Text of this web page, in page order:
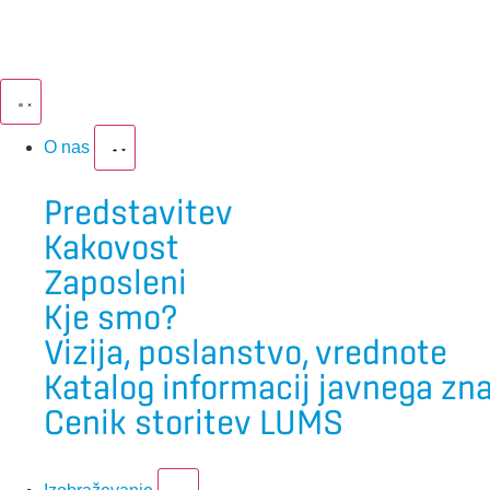
O nas
Predstavitev
Kakovost
Zaposleni
Kje smo?
Vizija, poslanstvo, vrednote
Katalog informacij javnega
Cenik storitev LUMS